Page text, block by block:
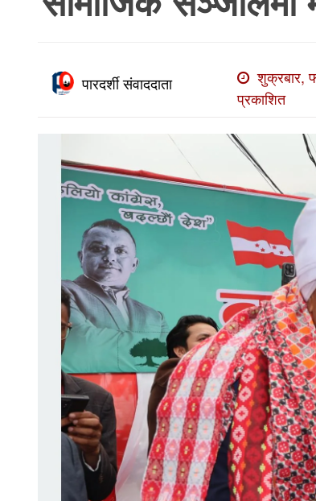
खाेज
पारदर्शी संवाददाता
शुक्रबार,
प्रकाशित